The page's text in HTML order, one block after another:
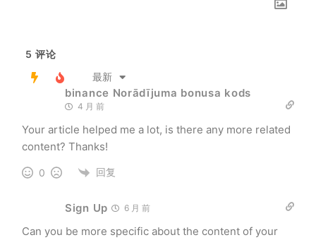
5 评论
最新
binance Norādījuma bonusa kods
4 月 前
Your article helped me a lot, is there any more related
content? Thanks!
0 回复
Sign Up 6 月 前
Can you be more specific about the content of your